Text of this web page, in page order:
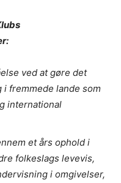
ved at gøre det
fremmede lande som
international
et års ophold i
folkeslags levevis,
i omgivelser,